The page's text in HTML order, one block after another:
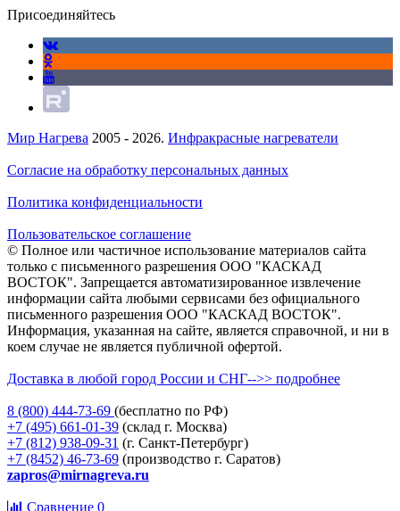
Присоединяйтесь
Мир Нагрева 2005 - 2026. Инфракрасные нагреватели
Согласие на обработку персональных данных
Политика конфиденциальности
Пользовательское соглашение
© Полное или частичное использование материалов сайта
только с письменного разрешения ООО "КАСКАД
ВОСТОК". Запрещается автоматизированное извлечение
информации сайта любыми сервисами без официального
письменного разрешения ООО "КАСКАД ВОСТОК".
Информация, указанная на сайте, является справочной, и ни в
коем случае не является публичной офертой.
Доставка в любой город России и СНГ-->> подробнее
8 (800) 444-73-69 (бесплатно по РФ)
+7 (495) 661-01-39 (склад г. Москва)
+7 (812) 938-09-31 (г. Санкт-Петербург)
+7 (8452) 46-73-69 (производство г. Саратов)
zapros@mirnagreva.ru
Сравнение 0